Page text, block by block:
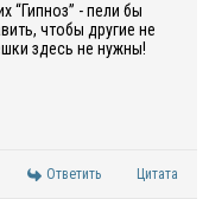
“Гипноз” - пели бы
чтобы другие не
здесь не нужны!
Ответить Цитата